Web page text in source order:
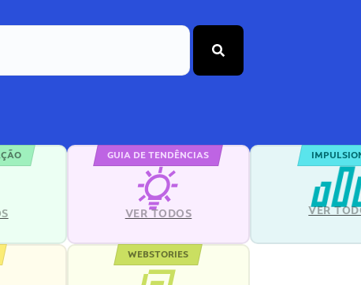
GUIA DE TENDÊNCIAS
VER TODOS VER
WEBSTORIES